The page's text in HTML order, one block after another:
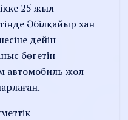
25 жыл
Әбілқайыр хан
дейін
бөгетін
автомобиль жол